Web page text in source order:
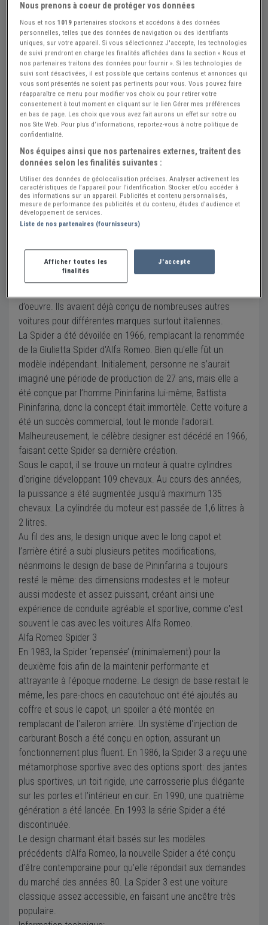
15 950 €
Oldtimerfarm PRO
Belgique
Voir le téléphone
Envoyer un email
Description
Kilométrage :75 612 km
La dernière voiture conçu par Battista Pininfarina
La Alfa Romeo Spider a été construite pendant 27 ans et
elle a été vendue sous quatre générations différentes.
d’oeuvre. Ils avaient déjà conçu de nombreuses autres
voitures pour différentes marques surtout italiennes.
La Spider a été dévoilée en 1966, remplacant la renommée
de la Giulietta Spider d'Alfa Romeo. Bien qu'elle fût un
modèle indépendant. Initialement, personne ne s’aurait
imaginé une période de production de 27 ans, mais elle a
été conçue par l’homme Pininfarina lui-même, Battista
Pininfarina, donc la concept était immortèle. Cette voiture a
été un succès commercial, tout le monde l’adorait.
Malheureusement, le célèbre designer est décédé en 1966,
faisant cette Spider sa dernière création.
Sous le capot, il se trouve un moteur à quatre cylindres
d'origine développant 109 chevaux. Au cours des années,
la puissance a été augmentée jusqu'à maximum 135
chevaux. La cylindrée du moteur est passée de 1,6 litres à
2 litres.
Au fil des ans, le design unique avec le long capot et
l’arrière étiré a subi plusieurs petites modifications,
néanmoins le design de base de Pininfarina a toujours
resté le même: des dimensions modestes et le moteur
aussi modeste et assez puissant, créant ainsi une
expérience de conduite agréable et sportive, comme c'est
souvent le cas avec les voitures Alfa Romeo.
Alfa Romeo Spider 3
En 1983, la Spider ‘repensée’ (minimalement) pour la
deuxième fois afin de la maintenir performante et
attrayante à l'époque moderne. Le design de base restait le
même, les pare-chocs en caoutchouc ont été ajoutés au
coffre et sous le capot, un spoiler a été montée en
remplacant de l'aileron arrière. Un système d'injection de
carburant Bosch a été conçu en option, assurant un
fonctionnement plus fluent. En 1986, la Spider 3 a reçu une
métamorphose sportive avec des options sport: des jantes
plus sportives, un toit rigide, une carrosserie plus élégante
sur les portes et l’intérieur en cuir. En 1990, une quatrième
génération a été lancée. En 1993 la série Spider a été
discontinuée.
Le design charmant était basés sur les modèles
précédents d'Alfa Romeo, la nouvelle Spider a été conçu
d’être contemporaine pour qu’elle répondait aux demandes
du marché des années 80. La Spider 3 est une voiture
classique assez accessible, en faisant une ancêtre très
populaire.
Nous prenons à coeur de protéger vos données
Nous et nos1019 partenaires stockons et accédons à des données
personnelles, telles que des données de navigation ou des identifiants
uniques, sur votre appareil. Si vous sélectionnez J'accepte, les technologies
de suivi prendront en charge les finalités affichées dans la section « Nous et
nos partenaires traitons des données pour fournir ». Si les technologies de
suivi sont désactivées, il est possible que certains contenus et annonces qui
vous sont présentés ne soient pas pertinents pour vous. Vous pouvez faire
réapparaître ce menu pour modifier vos choix ou pour retirer votre
consentement à tout moment en cliquant sur le lien Gérer mes préférences
en bas de page. Les choix que vous avez fait aurons un effet sur notre ou
nos Site Web. Pour plus d’informations, reportez-vous à notre politique de
confidentialité.
Nos équipes ainsi que nos partenaires externes, traitent des
données selon les finalités suivantes :
Utiliser des données de géolocalisation précises. Analyser activement les
caractéristiques de l’appareil pour l’identification. Stocker et/ou accéder à
des informations sur un appareil. Publicités et contenu personnalisés,
mesure de performance des publicités et du contenu, études d’audience et
développement de services.
Liste de nos partenaires (fournisseurs)
Afficher toutes les
finalités
J'accepte